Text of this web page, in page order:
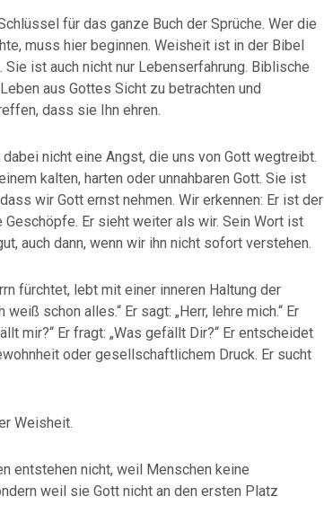
für das ganze Buch der Sprüche. Wer die
muss hier beginnen. Weisheit ist in der Bibel
ist auch nicht nur Lebenserfahrung. Biblische
aus Gottes Sicht zu betrachten und
dass sie Ihn ehren.
nicht eine Angst, die uns von Gott wegtreibt.
kalten, harten oder unnahbaren Gott. Sie ist
wir Gott ernst nehmen. Wir erkennen: Er ist der
Geschöpfe. Er sieht weiter als wir. Sein Wort ist
auch dann, wenn wir ihn nicht sofort verstehen.
fürchtet, lebt mit einer inneren Haltung der
weiß schon alles.“ Er sagt: „Herr, lehre mich.“ Er
mir?“ Er fragt: „Was gefällt Dir?“ Er entscheidet
oder gesellschaftlichem Druck. Er sucht
Weisheit.
entstehen nicht, weil Menschen keine
weil sie Gott nicht an den ersten Platz